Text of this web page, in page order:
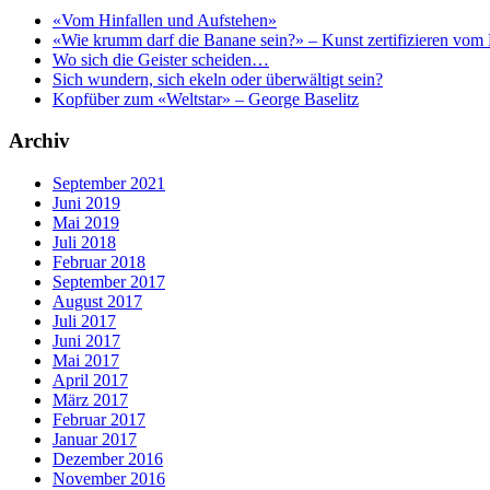
«Vom Hinfallen und Aufstehen»
«Wie krumm darf die Banane sein?» – Kunst zertifizieren vom
Wo sich die Geister scheiden…
Sich wundern, sich ekeln oder überwältigt sein?
Kopfüber zum «Weltstar» – George Baselitz
Archiv
September 2021
Juni 2019
Mai 2019
Juli 2018
Februar 2018
September 2017
August 2017
Juli 2017
Juni 2017
Mai 2017
April 2017
März 2017
Februar 2017
Januar 2017
Dezember 2016
November 2016